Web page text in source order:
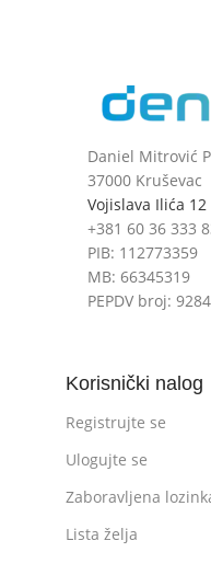
Daniel Mitrović
37000 Kruševac
Vojislava Ilića 12
+381 60 36 333
PIB: 112773359
MB: 66345319
PEPDV broj:
Korisnički nalog
Registrujte se
Ulogujte se
Zaboravljena
Lista želja